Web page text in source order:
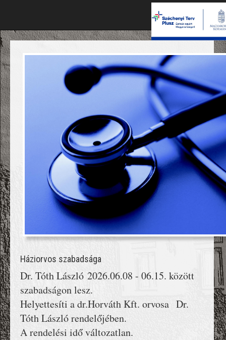
Háziorvos szabadsága
Dr. Tóth László 2026.06.08 - 06.15. között
szabadságon lesz.
Helyettesíti a dr.Horváth Kft. orvosa Dr.
Tóth László rendelőjében.
A rendelési idő változatlan.